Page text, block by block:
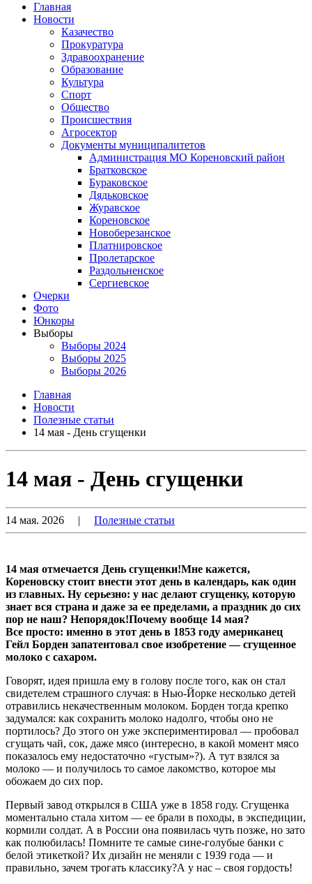
Главная
Новости
Казачество
Прокуратура
Здравоохранение
Образование
Культура
Спорт
Общество
Происшествия
Агросектор
Документы муниципалитетов
Администрация МО Кореновский район
Братковское
Бураковское
Дядьковское
Журавское
Кореновское
Новоберезанское
Платнировское
Пролетарское
Раздольненское
Сергиевское
Очерки
Фото
Юнкоры
Выборы
Выборы 2024
Выборы 2025
Выборы 2026
Главная
Новости
Полезные статьи
14 мая - День сгущенки
14 мая - День сгущенки
14 мая. 2026 | Полезные статьи
14 мая отмечается День сгущенки!Мне кажется,
Кореновску стоит внести этот день в календарь, как один
из главных. Ну серьезно: у нас делают сгущенку, которую
знает вся страна и даже за ее пределами, а праздник до сих
пор не наш? Непорядок!Почему вообще 14 мая?
Все просто: именно в этот день в 1853 году американец
Гейл Борден запатентовал свое изобретение — сгущенное
молоко с сахаром.
Говорят, идея пришла ему в голову после того, как он стал
свидетелем страшного случая: в Нью-Йорке несколько детей
отравились некачественным молоком. Борден тогда крепко
задумался: как сохранить молоко надолго, чтобы оно не
портилось? До этого он уже экспериментировал — пробовал
сгущать чай, сок, даже мясо (интересно, в какой момент мясо
показалось ему недостаточно «густым»?). А тут взялся за
молоко — и получилось то самое лакомство, которое мы
обожаем до сих пор.
Первый завод открылся в США уже в 1858 году. Сгущенка
моментально стала хитом — ее брали в походы, в экспедиции,
кормили солдат. А в России она появилась чуть позже, но зато
как полюбилась! Помните те самые сине-голубые банки с
белой этикеткой? Их дизайн не меняли с 1939 года — и
правильно, зачем трогать классику?А у нас – своя гордость!